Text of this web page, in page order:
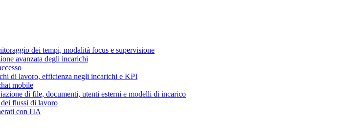
dei tempi, modalità focus e supervisione
avanzata degli incarichi
di lavoro, efficienza negli incarichi e KPI
mobile
di file, documenti, utenti esterni e modelli di incarico
flussi di lavoro
con l'IA